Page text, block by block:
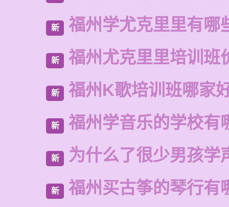
新 福州学尤克里里有哪
新 福州尤克里里培训班
新 福州K歌培训班哪家
新 福州学音乐的学校有
新 为什么了很少男孩学
新 福州买古筝的琴行有